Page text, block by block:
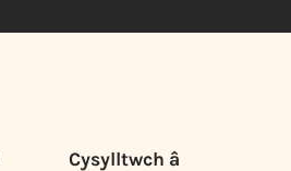
Cysylltwch â